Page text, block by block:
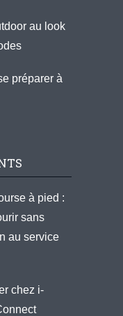
au look
préparer à
à pied :
sans
au service
chez i-